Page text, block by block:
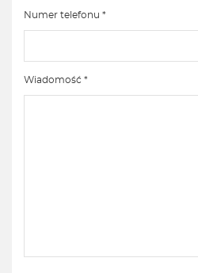
Numer telefonu *
Wiadomość *